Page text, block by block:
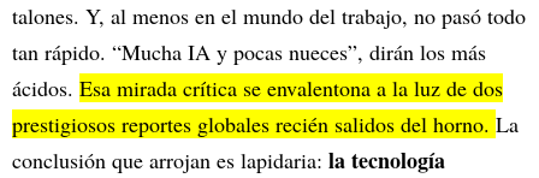
talones. Y, al menos en el mundo del trabajo, no pasó todo
tan rápido. “Mucha IA y pocas nueces”, dirán los más
ácidos. Esa mirada crítica se envalentona a la luz de dos
prestigiosos reportes globales recién salidos del horno. La
conclusión que arrojan es lapidaria: la tecnología